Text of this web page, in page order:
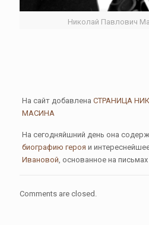
Николай Павлович
На сайт добавлена СТРАНИЦА
МАСИНА
На сегодняйшний день она
биографию героя и
Ивановой , основанное на
Comments are closed.